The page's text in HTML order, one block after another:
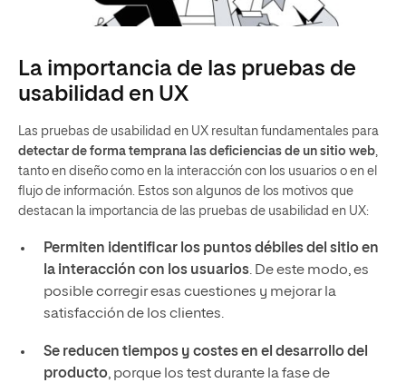
La importancia de las pruebas de
usabilidad en UX
Las pruebas de usabilidad en UX resultan fundamentales para
detectar de forma temprana las deficiencias de un sitio web
tanto en diseño como en la interacción con los usuarios o en el
flujo de información. Estos son algunos de los motivos que
destacan la importancia de las pruebas de usabilidad en UX:
Permiten identificar los puntos débiles del sitio en
la interacción con los usuarios. De este modo, es
posible corregir esas cuestiones y mejorar la
satisfacción de los clientes.
Se reducen tiempos y costes en el desarrollo del
producto, porque los test durante la fase de